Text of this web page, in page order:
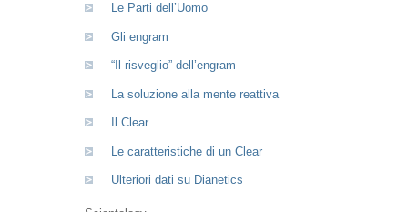
Le Parti dell’Uomo
Gli engram
“Il risveglio” dell’engram
La soluzione alla mente reattiva
Il Clear
Le caratteristiche di un Clear
Ulteriori dati su Dianetics